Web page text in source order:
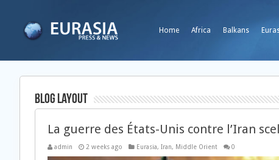
Home Africa Balkans
Blog Layout
La guerre des États-Unis contre l’Iran
admin 2 weeks ago Eurasia, Iran, Middle Orient 0